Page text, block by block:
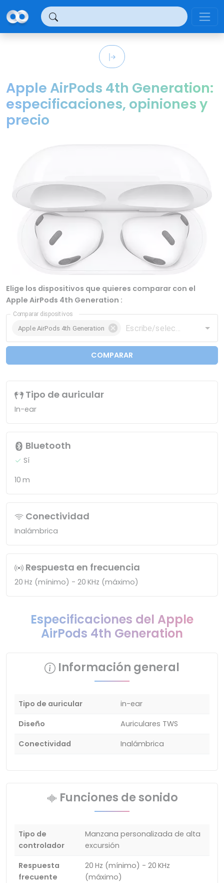
Apple AirPods 4th Generation:
especificaciones, opiniones y
precio
Elige los dispositivos que quieres comparar con el
Apple AirPods 4th Generation :
Comparar dispositivos
Apple AirPods 4th Generation
COMPARAR
Tipo de auricular
In-ear
Bluetooth
Sí
10 m
Conectividad
Inalámbrica
Respuesta en frecuencia
20 Hz (mínimo) - 20 KHz (máximo)
Especificaciones del Apple
AirPods 4th Generation
Información general
Tipo de auricular
in-ear
Diseño
Auriculares TWS
Conectividad
Inalámbrica
Funciones de sonido
Tipo de
controlador
Manzana personalizada de alta
excursión
Respuesta
frecuente
20 Hz (mínimo) - 20 KHz
(máximo)
Panel de gestión de cookies